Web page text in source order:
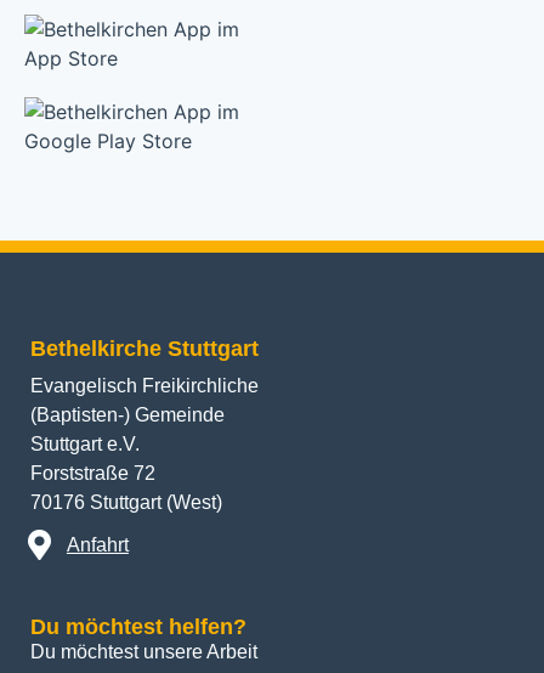
Bethelkirche Stuttgart
Evangelisch Freikirchliche
(Baptisten-) Gemeinde
Stuttgart e.V.
Forststraße 72
70176 Stuttgart (West)
Anfahrt
Du möchtest helfen?
Du möchtest unsere Arbeit